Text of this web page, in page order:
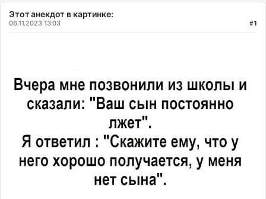
Этот анекдот в картинке:
06.11.2023 13:03 #1